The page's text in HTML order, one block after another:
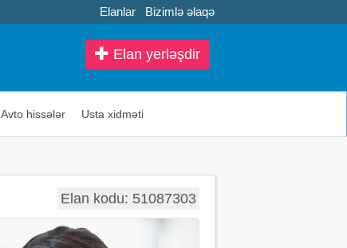
Elanlar Bizimlə əlaqə
Elan yerləşdir
Avto hissələr Usta xidməti
Elan kodu: 51087303